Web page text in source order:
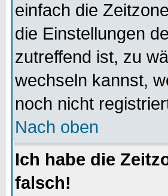
einfach die
die Einstellungen
zutreffend ist, zu
wechseln kannst,
noch nicht
Nach oben
Ich habe die
falsch!